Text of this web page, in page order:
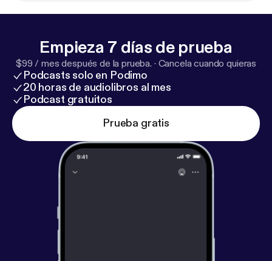
Empieza 7 días de prueba
$99 / mes después de la prueba. · Cancela cuando quieras
Podcasts solo en Podimo
20 horas de audiolibros al mes
Podcast gratuitos
Prueba gratis